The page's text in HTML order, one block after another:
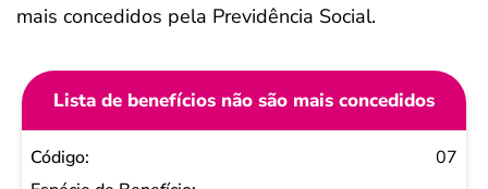
mais concedidos pela Previdência Social.
Lista de benefícios não são mais concedidos
Código
07